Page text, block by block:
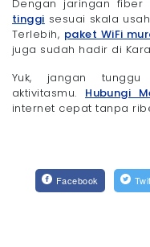
Dengan jaringan
tinggi sesuai skala
Terlebih, paket WiFi
juga sudah hadir di
Yuk, jangan tunggu
aktivitasmu. Hubungi
internet cepat tanpa
Facebook